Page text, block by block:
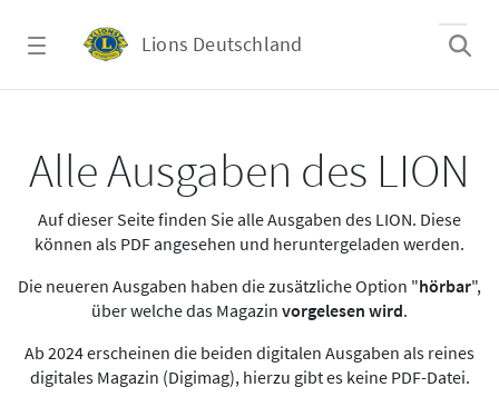
Lions Deutschland
Alle Ausgaben des LION
Auf dieser Seite finden Sie alle Ausgaben des LION. Diese
können als PDF angesehen und heruntergeladen werden.
Die neueren Ausgaben haben die zusätzliche Option "hörbar",
über welche das Magazin vorgelesen wird.
Ab 2024 erscheinen die beiden digitalen Ausgaben als reines
digitales Magazin (Digimag), hierzu gibt es keine PDF-Datei.